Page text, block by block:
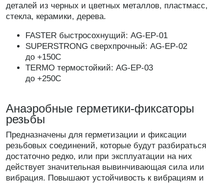
деталей из черных и цветных металлов, пластмасс,
стекла, керамики, дерева.
FASTER быстросохнущий: AG-EP-01
SUPERSTRONG сверхпрочный: AG-EP-02
до +150С
TERMO термостойкий: AG-EP-03
до +250С
Анаэробные герметики-фиксаторы
резьбы
Предназначены для герметизации и фиксации
резьбовых соединений, которые будут разбираться
достаточно редко, или при эксплуатации на них
действует значительная вывинчивающая сила или
вибрация. Повышают устойчивость к вибрациям и